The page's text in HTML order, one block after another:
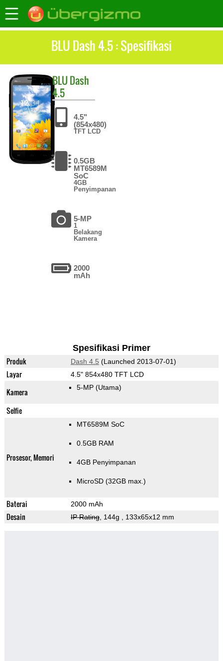
BLU Dash 4.5 : Spesifikasi
BLUDash
4.5
4.5"
(854x480)
TFT LCD
0.5GB
MT6589M
SoC
4GB
Penyimpanan
5-MP
1
Belakang
Kamera
2000
mAh
Spesifikasi Primer
Produk Dash 4.5 (Launched 2013-07-01)
Layar 4.5" 854x480 TFT LCD
Kamera 5-MP (Utama)
Selfie
Prosesor, Memori
MT6589M SoC
0.5GB RAM
4GB Penyimpanan
MicroSD (32GB max.)
Baterai 2000 mAh
Desain IP Rating, 144g , 133x65x12 mm